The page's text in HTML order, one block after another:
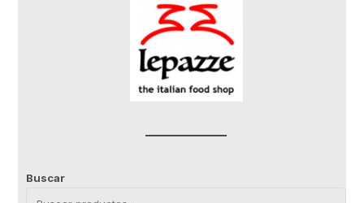
Buscar